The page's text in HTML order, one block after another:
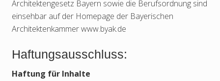
Architektengesetz Bayern sowie die Berufsordnung sind
einsehbar auf der Homepage der Bayerischen
Architektenkammer www.byak.de
Haftungsausschluss:
Haftung für Inhalte